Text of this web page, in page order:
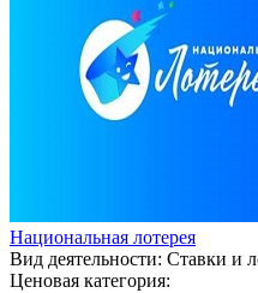
Национальная лотерея
Вид деятельности: Ставки и
Ценовая категория: